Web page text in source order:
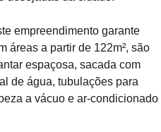
empreendimento garante
áreas a partir de 122m², são
espaçosa, sacada com
de água, tubulações para
a vácuo e ar-condicionado